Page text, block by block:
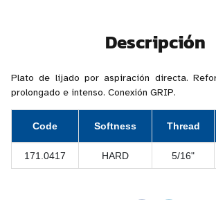
Descripción
Plato de lijado por aspiración directa.
prolongado e intenso. Conexión GRIP.
Code Softness Thread
171.0417 HARD 5/16"